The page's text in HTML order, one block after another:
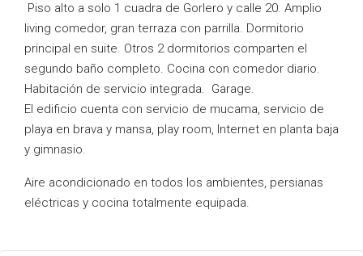
Piso alto a solo 1 cuadra de Gorlero y calle 20. Amplio
living comedor, gran terraza con parrilla. Dormitorio
principal en suite. Otros 2 dormitorios comparten el
segundo baño completo. Cocina con comedor diario.
Habitación de servicio integrada. Garage.
El edificio cuenta con servicio de mucama, servicio de
playa en brava y mansa, play room, Internet en planta baja
y gimnasio.
Aire acondicionado en todos los ambientes, persianas
eléctricas y cocina totalmente equipada.